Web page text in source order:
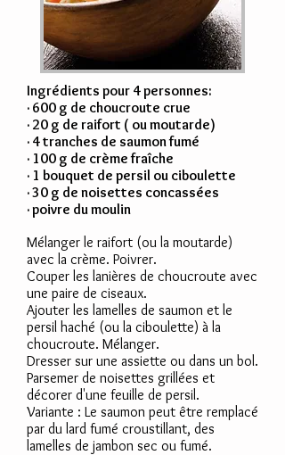
Ingrédients pour 4 personnes:
· 600 g de choucroute crue
· 20 g de raifort ( ou moutarde)
· 4 tranches de saumon fumé
· 100 g de crème fraîche
· 1 bouquet de persil ou ciboulette
· 30 g de noisettes concassées
· poivre du moulin
Mélanger le raifort (ou la moutarde)
avec la crème. Poivrer.
Couper les lanières de choucroute avec
une paire de ciseaux.
Ajouter les lamelles de saumon et le
persil haché (ou la ciboulette) à la
choucroute. Mélanger.
Dresser sur une assiette ou dans un bol.
Parsemer de noisettes grillées et
décorer d'une feuille de persil.
Variante : Le saumon peut être remplacé
par du lard fumé croustillant, des
lamelles de jambon sec ou fumé.